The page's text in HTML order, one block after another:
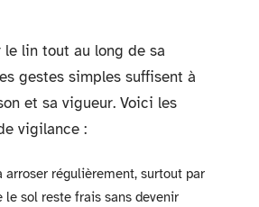
le lin tout au long de sa
gestes simples suffisent à
et sa vigueur. Voici les
vigilance :
arroser régulièrement, surtout par
le sol reste frais sans devenir